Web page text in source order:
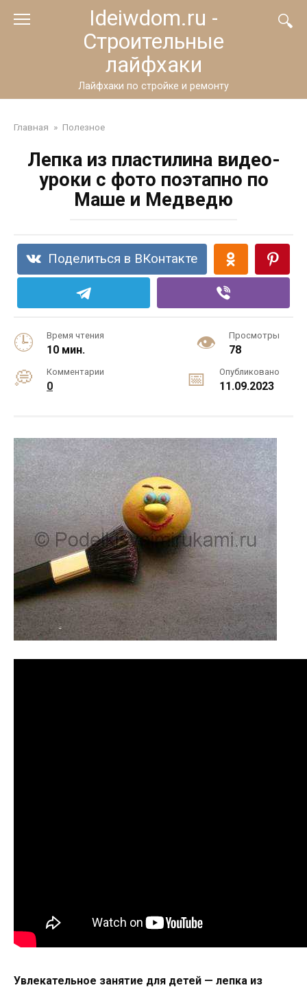
Ideiwdom.ru -
Строительные
лайфхаки
Лайфхаки по стройке и ремонту
Главная » Полезное
Лепка из пластилина видео-
уроки с фото поэтапно по
Маше и Медведю
Поделиться в ВКонтакте
Время чтения
10 мин.
Просмотры
78
Комментарии
0
Опубликовано
11.09.2023
Увлекательное занятие для детей — лепка из